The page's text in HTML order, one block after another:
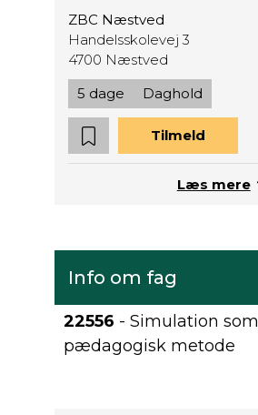
ZBC Næstved
Handelsskolevej 3
4700 Næstved
5 dage
Daghold
Tilmeld
Læs mere
Info om fag
22556 - Simulation som
pædagogisk metode